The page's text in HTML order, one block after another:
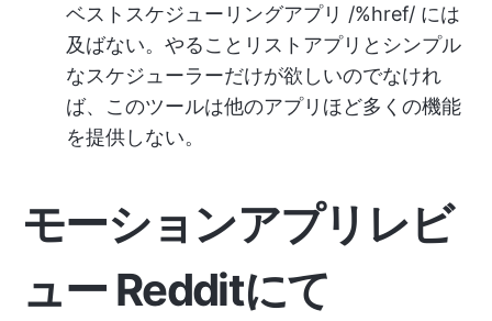
ベストスケジューリングアプリ /%href/ には
及ばない。やることリストアプリとシンプル
なスケジューラーだけが欲しいのでなけれ
ば、このツールは他のアプリほど多くの機能
を提供しない。
モーションアプリレビ
ュー Redditにて